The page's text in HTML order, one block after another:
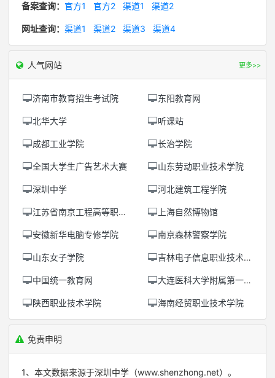
备案查询： 官方1 官方2 渠道1 渠道2
网址查询： 渠道1 渠道2 渠道3 渠道4
人气网站 更多>>
济南市教育招生考试院 东阳教育网
北华大学 听课站
成都工业学院 长治学院
全国大学生广告艺术大赛 山东劳动职业技术学院
深圳中学 河北建筑工程学院
江苏省南京工程高等职业学校 上海自然博物馆
安徽新华电脑专修学院 南京森林警察学院
山东女子学院 吉林电子信息职业技术学院
中国统一教育网 大连医科大学附属第一医院
陕西职业技术学院 海南经贸职业技术学院
免责申明
1、本文数据来源于深圳中学（www.shenzhong.net）。